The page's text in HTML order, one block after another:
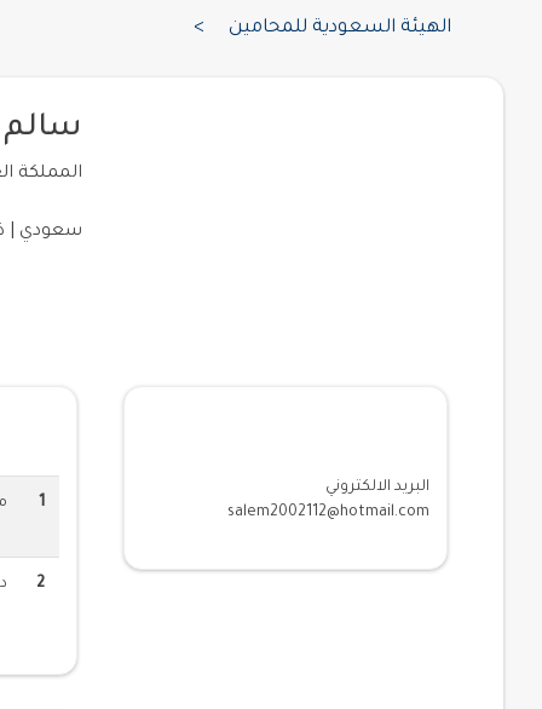
الهيئة السعودية للمحامين >
المملكة
سعودي |
البريد الالكتروني
salem2002112@hotmail.com
1
2